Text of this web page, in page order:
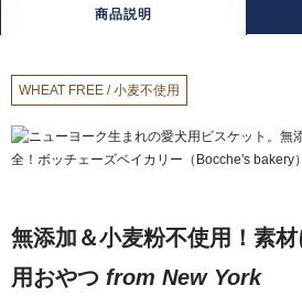
商品説明
WHEAT FREE / 小麦不使用
無添加＆小麦粉不使用！素
用おやつ from New York